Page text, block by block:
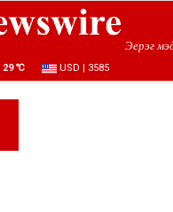
Эерэг
29 ℃ USD | 3585